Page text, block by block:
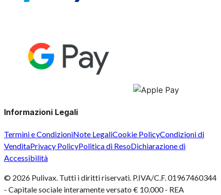
Informazioni Legali
Termini e CondizioniNote LegaliCookie PolicyCondizioni di
VenditaPrivacy PolicyPolitica di ResoDichiarazione di
Accessibilità
© 2026 Pulivax. Tutti i diritti riservati. P.IVA/C.F. 01967460344
- Capitale sociale interamente versato € 10.000 - REA